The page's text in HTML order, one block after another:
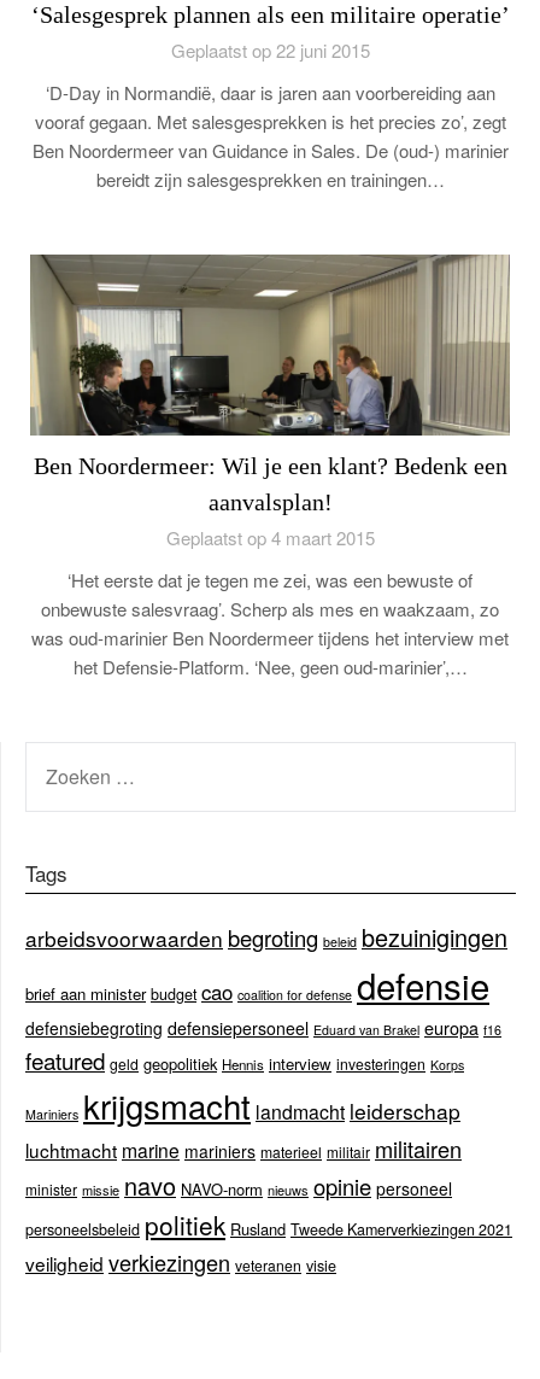
‘Salesgesprek plannen als een militaire operatie’
Geplaatst op 22 juni 2015
‘D-Day in Normandië, daar is jaren aan voorbereiding aan
vooraf gegaan. Met salesgesprekken is het precies zo’, zegt
Ben Noordermeer van Guidance in Sales. De (oud-) marinier
bereidt zijn salesgesprekken en trainingen…
Ben Noordermeer: Wil je een klant? Bedenk een
aanvalsplan!
Geplaatst op 4 maart 2015
‘Het eerste dat je tegen me zei, was een bewuste of
onbewuste salesvraag’. Scherp als mes en waakzaam, zo
was oud-marinier Ben Noordermeer tijdens het interview met
het Defensie-Platform. ‘Nee, geen oud-marinier’,…
NAAR:
Tags
arbeidsvoorwaarden begroting beleid bezuinigingen
brief aan minister budget cao coalition for defense defensie
defensiebegroting defensiepersoneel Eduard van Brakel europa f16
featured geld geopolitiek Hennis interview investeringen Korps
Mariniers krijgsmacht landmacht leiderschap
luchtmacht marine mariniers materieel militair militairen
minister missie navo NAVO-norm nieuws opinie personeel
personeelsbeleid politiek Rusland Tweede Kamerverkiezingen 2021
veiligheid verkiezingen veteranen visie